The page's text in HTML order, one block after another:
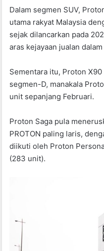
Dalam segmen SUV,
utama rakyat Malaysia
sejak dilancarkan pada
aras kejayaan jualan
Sementara itu, Proton
segmen-D, manakala
unit sepanjang Februari.
Proton Saga pula
PROTON paling laris,
diikuti oleh Proton
(283 unit).